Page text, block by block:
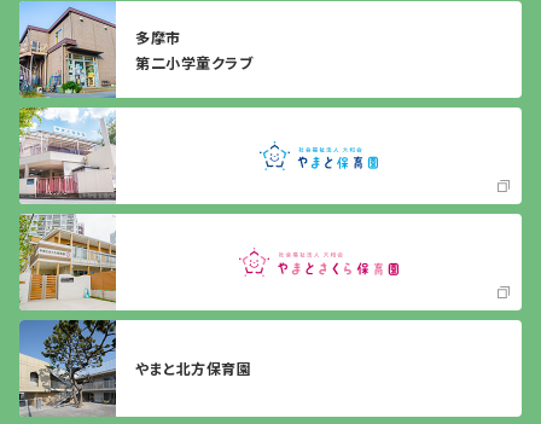
多摩市
第二小学童クラブ
やまと北方保育園